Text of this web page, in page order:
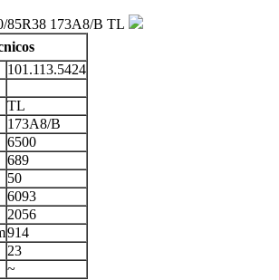
101.113.5424
TL
173A8/B
6500
689
50
6093
2056
914
23
~